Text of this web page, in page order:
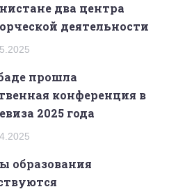
два центра
деятельности
прошла
конференция в
2025 года
образования